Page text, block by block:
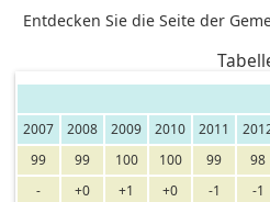
Entdecken Sie die Seite der
2007
2008 2009 2010 2011
99
99 100 100 99 98
-
+0 +1 +0 -1 -1